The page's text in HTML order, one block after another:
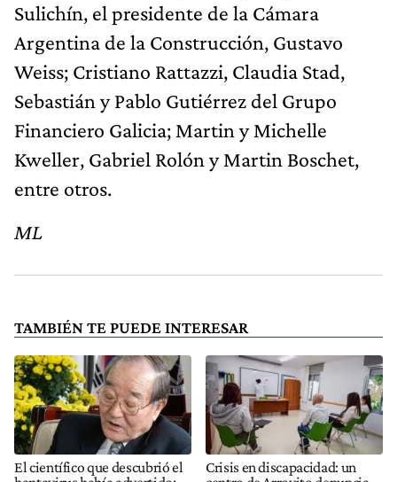
Sulichín, el presidente de la Cámara
Argentina de la Construcción, Gustavo
Weiss; Cristiano Rattazzi, Claudia Stad,
Sebastián y Pablo Gutiérrez del Grupo
Financiero Galicia; Martin y Michelle
Kweller, Gabriel Rolón y Martin Boschet,
entre otros.
ML
TAMBIÉN TE PUEDE INTERESAR
El científico que descubrió el
Crisis en discapacidad: un